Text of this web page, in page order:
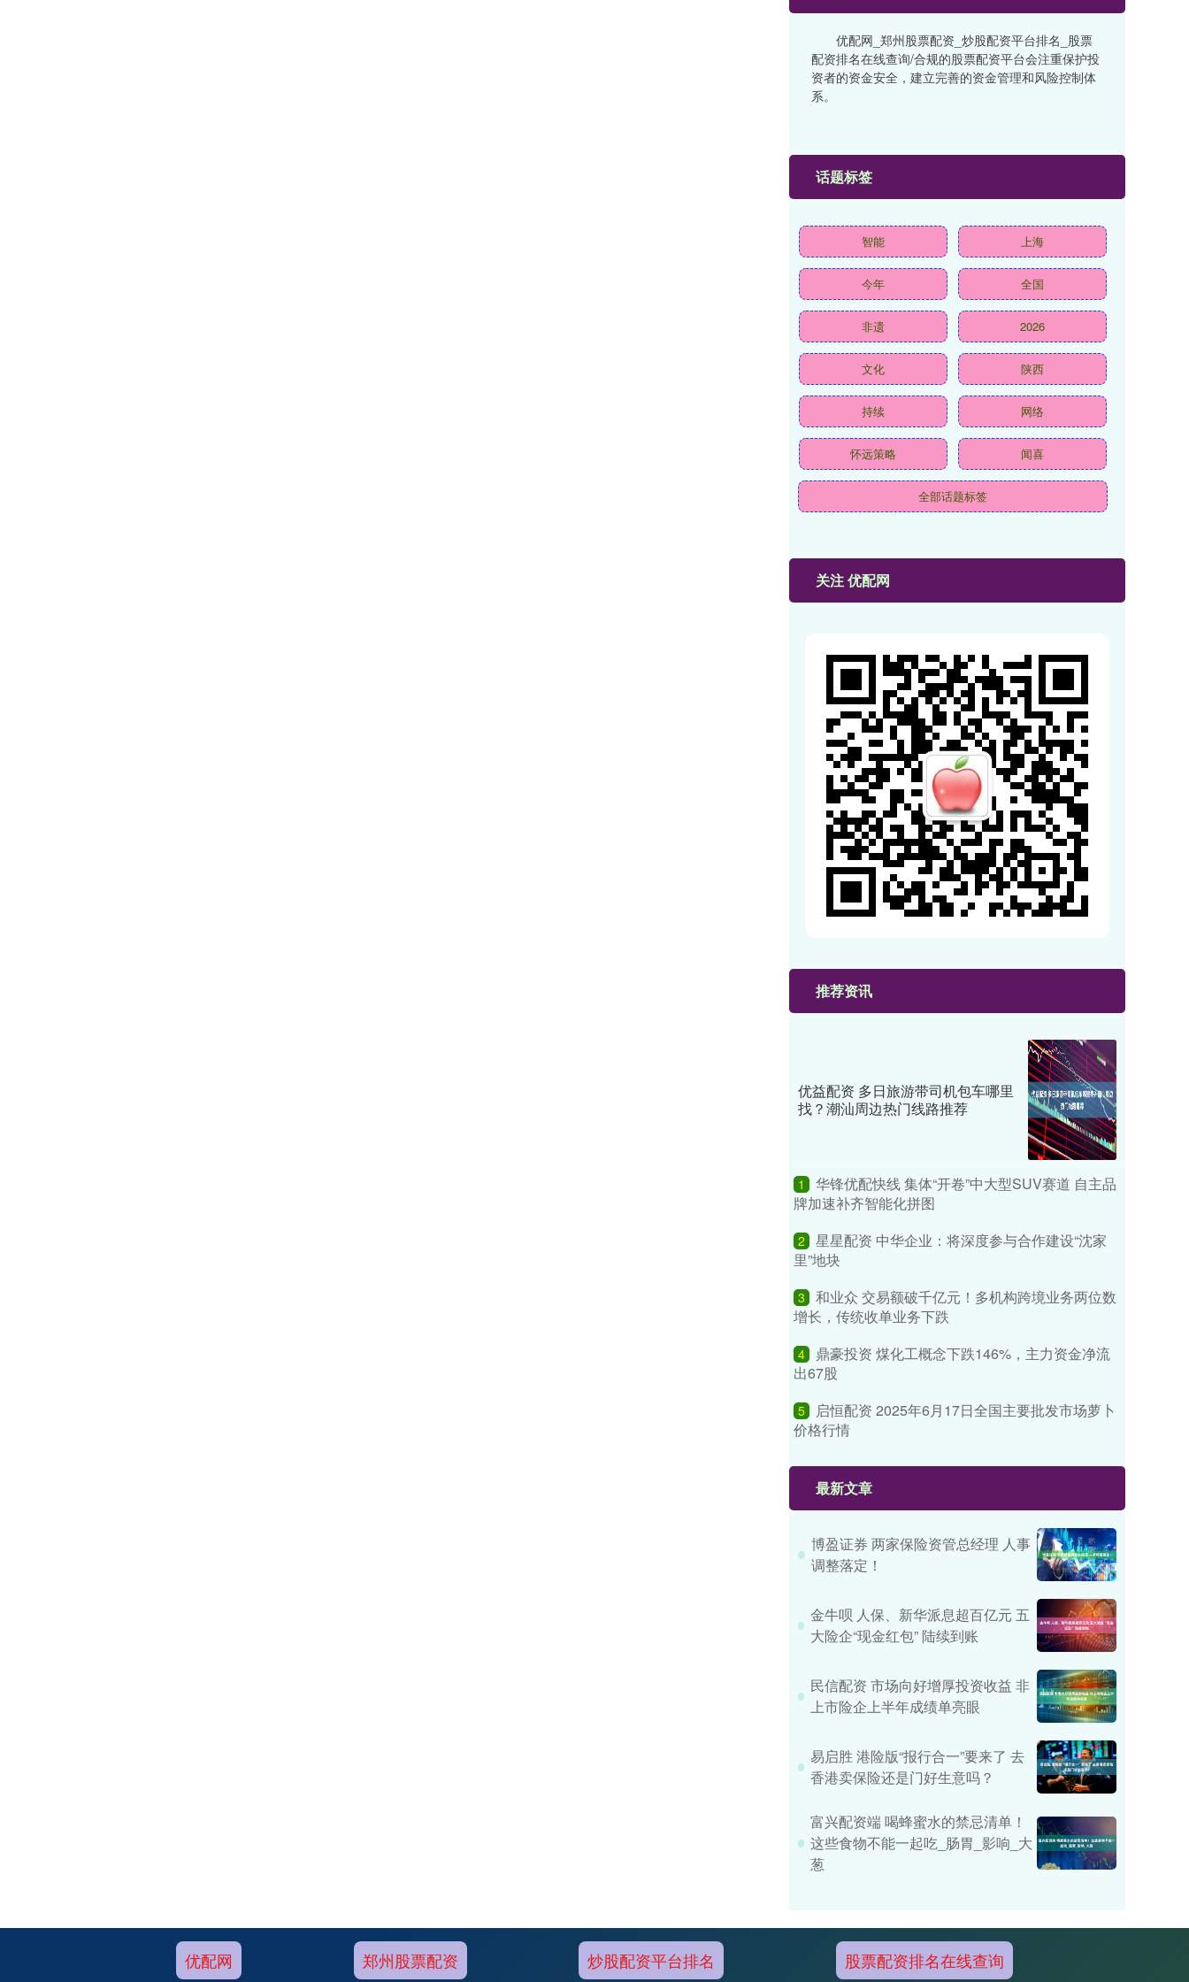
优配网_郑州股票配资_炒股配资平台排名_股票
配资排名在线查询/合规的股票配资平台会注重保护投
资者的资金安全，建立完善的资金管理和风险控制体
系。
话题标签
智能 上海
今年 全国
非遗 2026
文化 陕西
持续 网络
怀远策略 闻喜
全部话题标签
关注 优配网
推荐资讯
优益配资 多日旅游带司机包车哪里
找？潮汕周边热门线路推荐
1
华锋优配快线 集体“开卷”中大型SUV赛道 自主品
牌加速补齐智能化拼图
2
星星配资 中华企业：将深度参与合作建设“沈家
里”地块
3
和业众 交易额破千亿元！多机构跨境业务两位数
增长，传统收单业务下跌
4
鼎豪投资 煤化工概念下跌146%，主力资金净流
出67股
5
启恒配资 2025年6月17日全国主要批发市场萝卜
价格行情
最新文章
博盈证券 两家保险资管总经理 人事
调整落定！
金牛呗 人保、新华派息超百亿元 五
大险企“现金红包” 陆续到账
民信配资 市场向好增厚投资收益 非
上市险企上半年成绩单亮眼
易启胜 港险版“报行合一”要来了 去
香港卖保险还是门好生意吗？
富兴配资端 喝蜂蜜水的禁忌清单！
这些食物不能一起吃_肠胃_影响_大
葱
优配网 郑州股票配资 炒股配资平台排名 股票配资排名在线查询